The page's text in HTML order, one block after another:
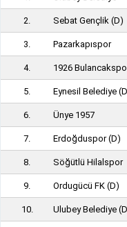
2. Sebat Gençlik (D)
3. Pazarkapıspor
4. 1926
5. Eynesil Belediye
6. Ünye 1957
7. Erdoğduspor(D)
8. Söğütlü Hilalspor
9. Ordugücü FK (D)
10. Ulubey Belediye